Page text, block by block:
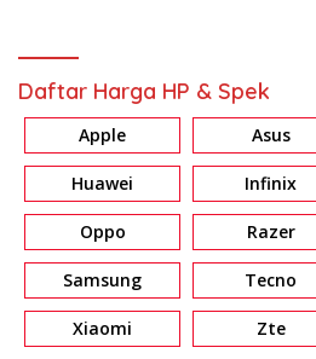
Daftar Harga HP & Spek
Apple Asus
Huawei Infinix
Oppo Razer
Samsung Tecno
Xiaomi Zte